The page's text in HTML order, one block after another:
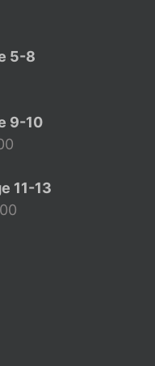
5-8
9-10
11-13